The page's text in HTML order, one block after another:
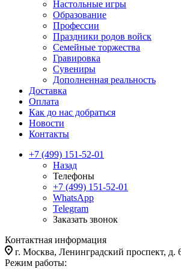
Настольные игры
Образование
Профессии
Праздники родов войск
Семейные торжества
Гравировка
Сувениры
Дополненная реальность
Доставка
Оплата
Как до нас добраться
Новости
Контакты
+7 (499) 151-52-01
Назад
Телефоны
+7 (499) 151-52-01
WhatsApp
Telegram
Заказать звонок
Контактная информация
г. Москва, Ленинградский проспект, д.
Режим работы: